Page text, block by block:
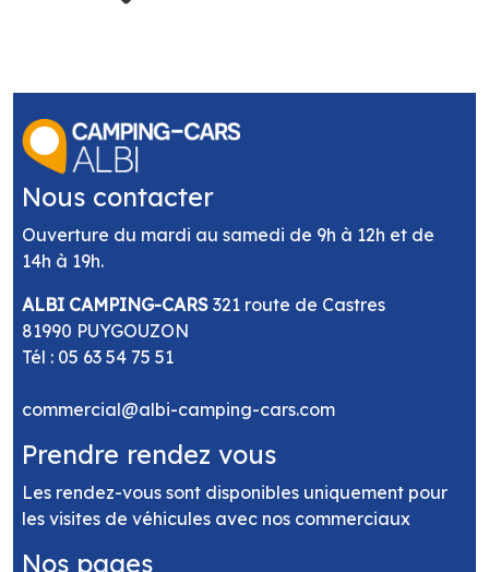
Nous contacter
Ouverture du mardi au samedi de 9h à 12h et de
14h à 19h.
ALBI CAMPING-CARS 321 route de Castres
81990 PUYGOUZON
Tél : 05 63 54 75 51
commercial@albi-camping-cars.com
Prendre rendez vous
Les rendez-vous sont disponibles uniquement pour
les visites de véhicules avec nos commerciaux
Nos pages